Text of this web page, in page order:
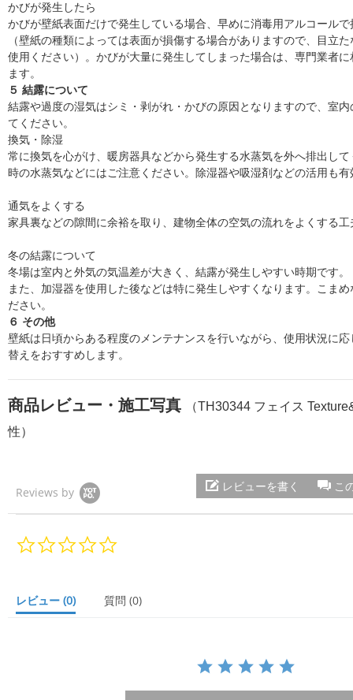
かびが発生したら
かびが壁紙表面だけで発生している場合、早めに消毒用アルコール
（壁紙の種類によっては表面が損傷する場合がありますので、目立
使用ください）。かびが大量に発生してしまった場合は、専門業者
ます。
５ 結露について
結露や過度の湿気はシミ・剥がれ・かびの原因となりますので、室
てください。
換気・除湿
常に換気を心がけ、暖房器具などから発生する水蒸気を外へ排出し
時の水蒸気などにはご注意ください。除湿器や吸湿剤などの活用も有
通気をよくする
家具裏などの隙間に余裕を取り、建物全体の空気の流れをよくする
冬の結露について
冬場は室内と外気の気温差が大きく、結露が発生しやすい時期です。
また、加湿器を使用した後などは特に発生しやすくなります。こま
ださい。
６ その他
壁紙は日頃からある程度のメンテナンスを行いながら、使用状況に
替えをおすすめします。
商品レビュー・施工写真
（TH30344 フェイス
性）
Reviews by こ
レビューを書く
a
r
レビュー (0) 質問 (0)